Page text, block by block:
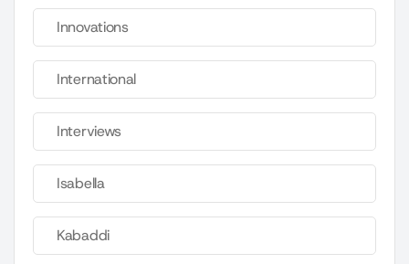
Innovations
International
Interviews
Isabella
Kabaddi